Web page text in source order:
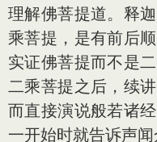
理解佛菩提道。释
乘菩提，是有前后
实证佛菩提而不是
二乘菩提之后，续
而直接演说般若诸
一开始时就告诉声